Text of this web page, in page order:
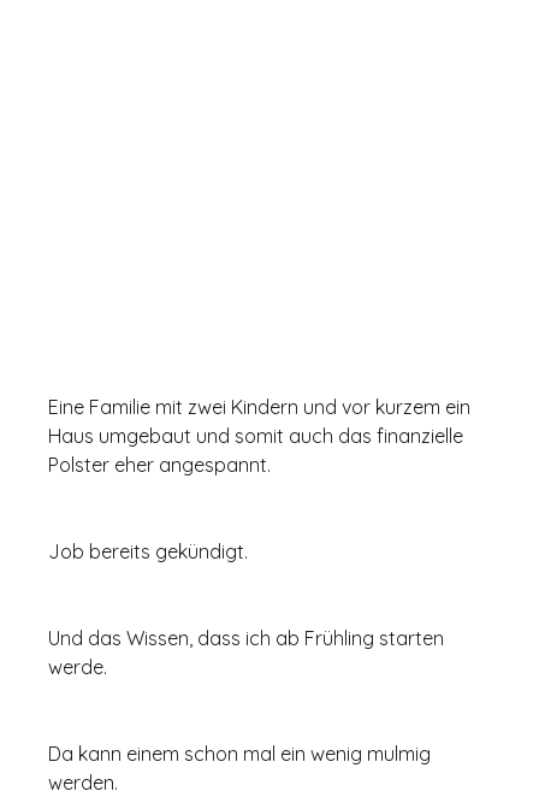
Eine Familie mit zwei Kindern und vor kurzem ein
Haus umgebaut und somit auch das finanzielle
Polster eher angespannt.
Job bereits gekündigt.
Und das Wissen, dass ich ab Frühling starten
werde.
Da kann einem schon mal ein wenig mulmig
werden.